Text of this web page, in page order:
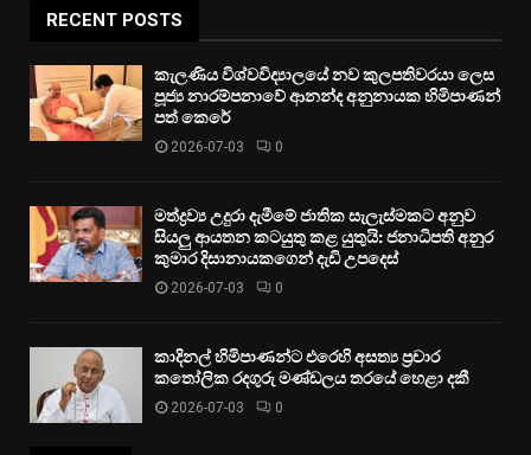
RECENT POSTS
කැලණිය විශ්වවිද්‍යාලයේ නව කුලපතිවරයා ලෙස
පූජ්‍ය නාරම්පනාවේ ආනන්ද අනුනායක හිමිපාණන්
පත් කෙරේ
2026-07-03 0
මත්ද්‍රව්‍ය උදුරා දැමීමේ ජාතික සැලැස්මකට අනුව
සියලු ආයතන කටයුතු කළ යුතුයි: ජනාධිපති අනුර
කුමාර දිසානායකගෙන් දැඩි උපදෙස්
2026-07-03 0
කාදිනල් හිමිපාණන්ට එරෙහි අසත්‍ය ප්‍රචාර
කතෝලික රදගුරු මණ්ඩලය තරයේ හෙළා දකී
2026-07-03 0